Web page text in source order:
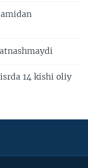
14 kishi oliy